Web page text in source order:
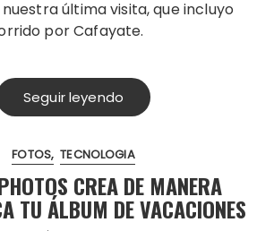
última visita, que incluyo
por Cafayate.
Seguir leyendo
FOTOS TECNOLOGIA
CREA DE MANERA
TU ÁLBUM DE VACACIONES